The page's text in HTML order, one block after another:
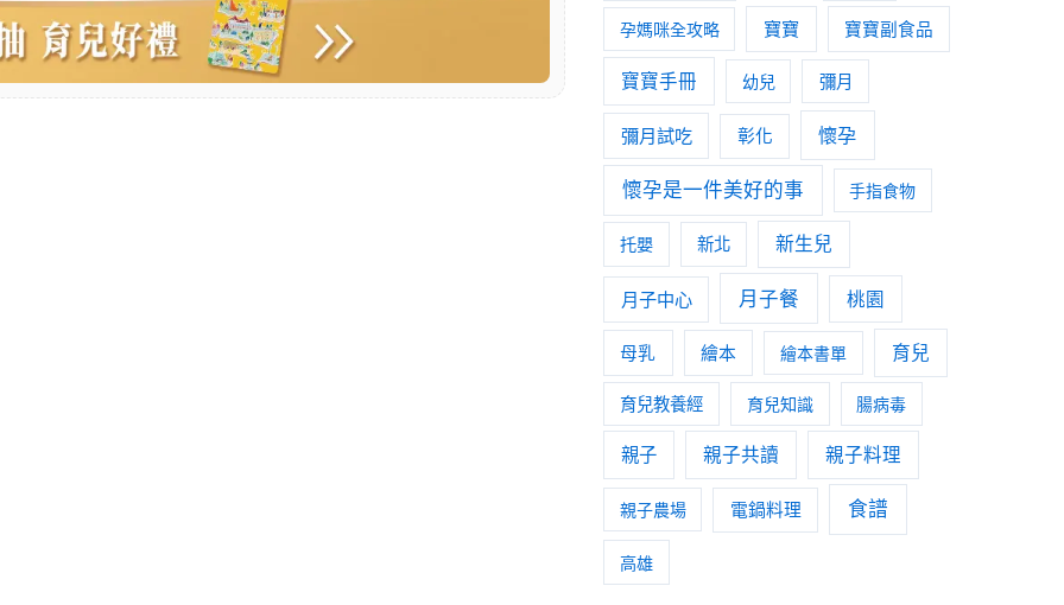
孕媽咪全攻略 寶寶 寶寶副食品
寶寶手冊 幼兒 彌月
彌月試吃 彰化 懷孕
懷孕是一件美好的事 手指食物
托嬰 新北 新生兒
月子中心 月子餐 桃園
母乳 繪本 繪本書單 育兒
育兒教養經 育兒知識 腸病毒
親子 親子共讀 親子料理
親子農場 電鍋料理 食譜
高雄